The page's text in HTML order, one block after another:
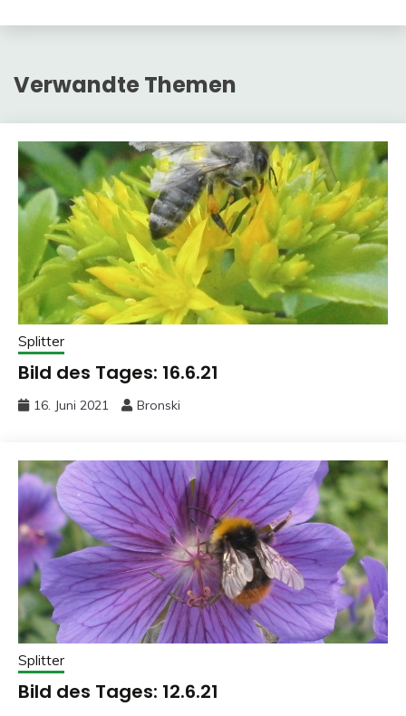
Verwandte Themen
Splitter
Bild des Tages: 16.6.21
16. Juni 2021 Bronski
Splitter
Bild des Tages: 12.6.21